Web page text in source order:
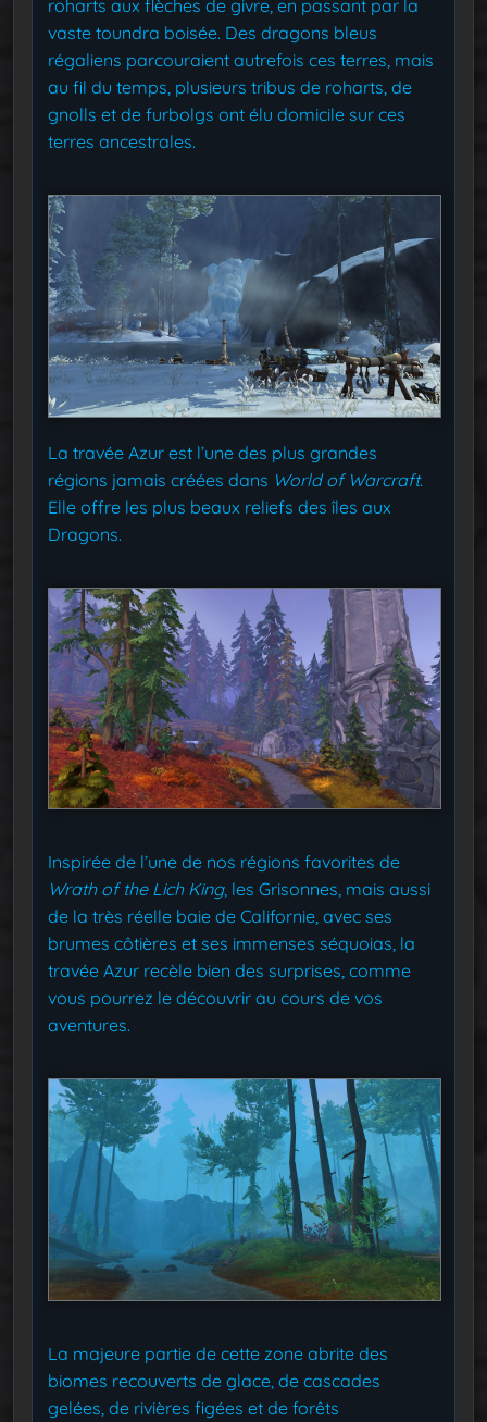
roharts aux flèches de givre, en passant par la
vaste toundra boisée. Des dragons bleus
régaliens parcouraient autrefois ces terres, mais
au fil du temps, plusieurs tribus de roharts, de
gnolls et de furbolgs ont élu domicile sur ces
terres ancestrales.
La travée Azur est l’une des plus grandes
régions jamais créées dans World of Warcraft.
Elle offre les plus beaux reliefs des îles aux
Dragons.
Inspirée de l’une de nos régions favorites de
Wrath of the Lich King, les Grisonnes, mais aussi
de la très réelle baie de Californie, avec ses
brumes côtières et ses immenses séquoias, la
travée Azur recèle bien des surprises, comme
vous pourrez le découvrir au cours de vos
aventures.
La majeure partie de cette zone abrite des
biomes recouverts de glace, de cascades
gelées, de rivières figées et de forêts